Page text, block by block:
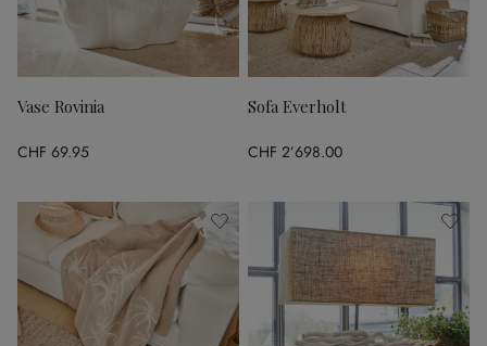
Vase Rovinia
CHF 69.95
Sofa Everholt
CHF 2’698.00